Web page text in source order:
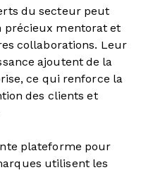
du secteur peut
précieux mentorat et
collaborations. Leur
ajoutent de la
ce qui renforce la
des clients et
plateforme pour
utilisent les